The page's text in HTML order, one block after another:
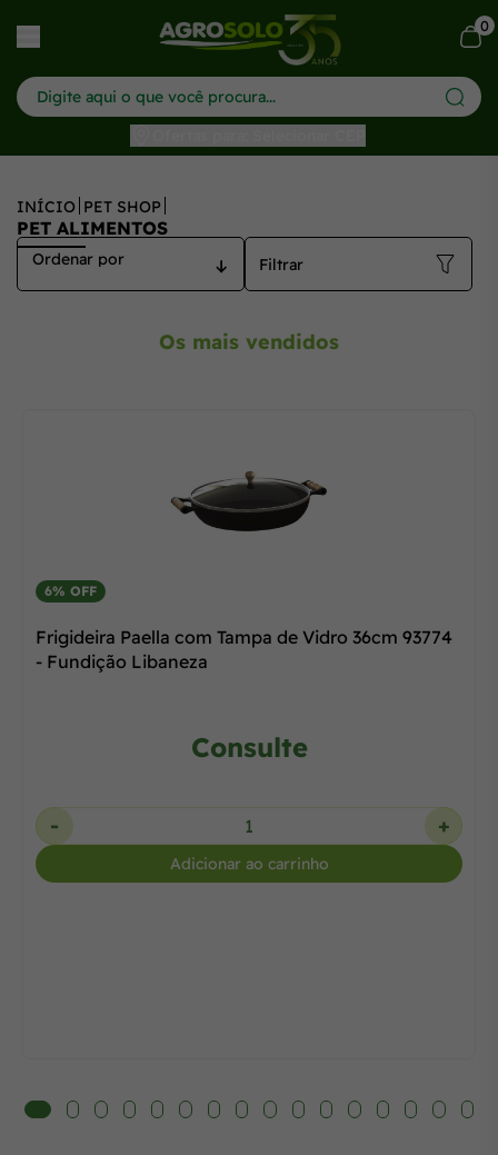
0
INÍCIO PET SHOP
PET ALIMENTOS
Filtrar
Os mais vendidos
6% OFF
Frigideira Paella com Tampa de Vidro 36cm 93774
- Fundição Libaneza
Consulte
- +
Adicionar ao carrinho